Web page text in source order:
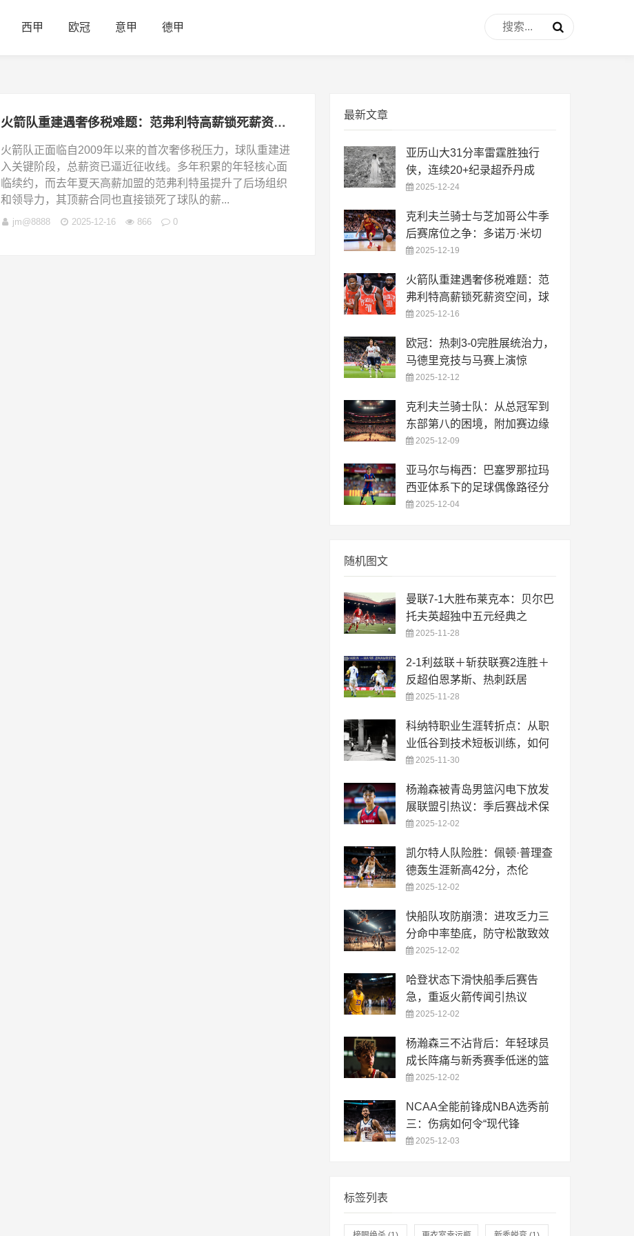
西甲 欧冠 意甲 德甲
火箭队重建遇奢侈税难题：范弗利特高薪锁死薪资空间，球队如何破局？
火箭队正面临自2009年以来的首次奢侈税压力，球队重建进
入关键阶段，总薪资已逼近征收线。多年积累的年轻核心面
临续约，而去年夏天高薪加盟的范弗利特虽提升了后场组织
和领导力，其顶薪合同也直接锁死了球队的薪...
jm@8888 2025-12-16 866 0
最新文章
亚历山大31分率雷霆胜独行
侠，连续20+纪录超乔丹成
2025-12-24
克利夫兰骑士与芝加哥公牛季
后赛席位之争：多诺万·米切
2025-12-19
火箭队重建遇奢侈税难题：范
弗利特高薪锁死薪资空间，球
2025-12-16
欧冠：热刺3-0完胜展统治力，
马德里竞技与马赛上演惊
2025-12-12
克利夫兰骑士队：从总冠军到
东部第八的困境，附加赛边缘
2025-12-09
亚马尔与梅西：巴塞罗那拉玛
西亚体系下的足球偶像路径分
2025-12-04
随机图文
曼联7-1大胜布莱克本：贝尔巴
托夫英超独中五元经典之
2025-11-28
2-1利兹联＋斩获联赛2连胜＋
反超伯恩茅斯、热刺跃居
2025-11-28
科纳特职业生涯转折点：从职
业低谷到技术短板训练，如何
2025-11-30
杨瀚森被青岛男篮闪电下放发
展联盟引热议：季后赛战术保
2025-12-02
凯尔特人队险胜：佩顿·普理查
德轰生涯新高42分，杰伦
2025-12-02
快船队攻防崩溃：进攻乏力三
分命中率垫底，防守松散致效
2025-12-02
哈登状态下滑快船季后赛告
急，重返火箭传闻引热议
2025-12-02
杨瀚森三不沾背后：年轻球员
成长阵痛与新秀赛季低迷的篮
2025-12-02
NCAA全能前锋成NBA选秀前
三：伤病如何令“现代锋
2025-12-03
标签列表